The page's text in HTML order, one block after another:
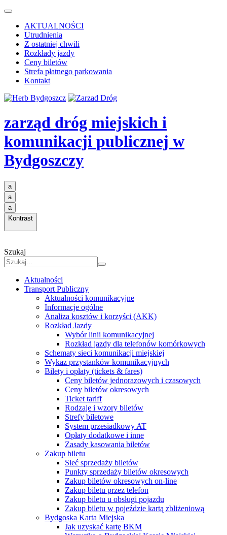
AKTUALNOŚCI
Utrudnienia
Z ostatniej chwili
Rozkłady jazdy
Ceny biletów
Strefa płatnego parkowania
Kontakt
zarząd dróg miejskich i
komunikacji publicznej w
Bydgoszczy
a
a
a
Kontrast
Szukaj
Aktualności
Transport Publiczny
Aktualności komunikacyjne
Informacje ogólne
Analiza kosztów i korzyści (AKK)
Rozkład Jazdy
Wybór linii komunikacyjnej
Rozkład jazdy dla telefonów komórkowych
Schematy sieci komunikacji miejskiej
Wykaz przystanków komunikacyjnych
Bilety i opłaty (tickets & fares)
Ceny biletów jednorazowych i czasowych
Ceny biletów okresowych
Ticket tariff
Rodzaje i wzory biletów
Strefy biletowe
System przesiadkowy AT
Opłaty dodatkowe i inne
Zasady kasowania biletów
Zakup biletu
Sieć sprzedaży biletów
Punkty sprzedaży biletów okresowych
Zakup biletów okresowych on-line
Zakup biletu przez telefon
Zakup biletu u obsługi pojazdu
Zakup biletu w pojeździe kartą zbliżeniową
Bydgoska Karta Miejska
Jak uzyskać kartę BKM